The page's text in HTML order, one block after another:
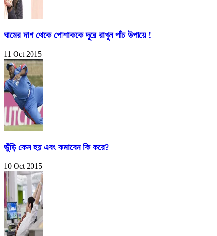
ঘামের দাগ থেকে পোশাককে দূরে রাখুন পাঁচ উপায়ে !
11 Oct 2015
ভুঁড়ি কেন হয় এবং কমাবেন কি করে?
10 Oct 2015